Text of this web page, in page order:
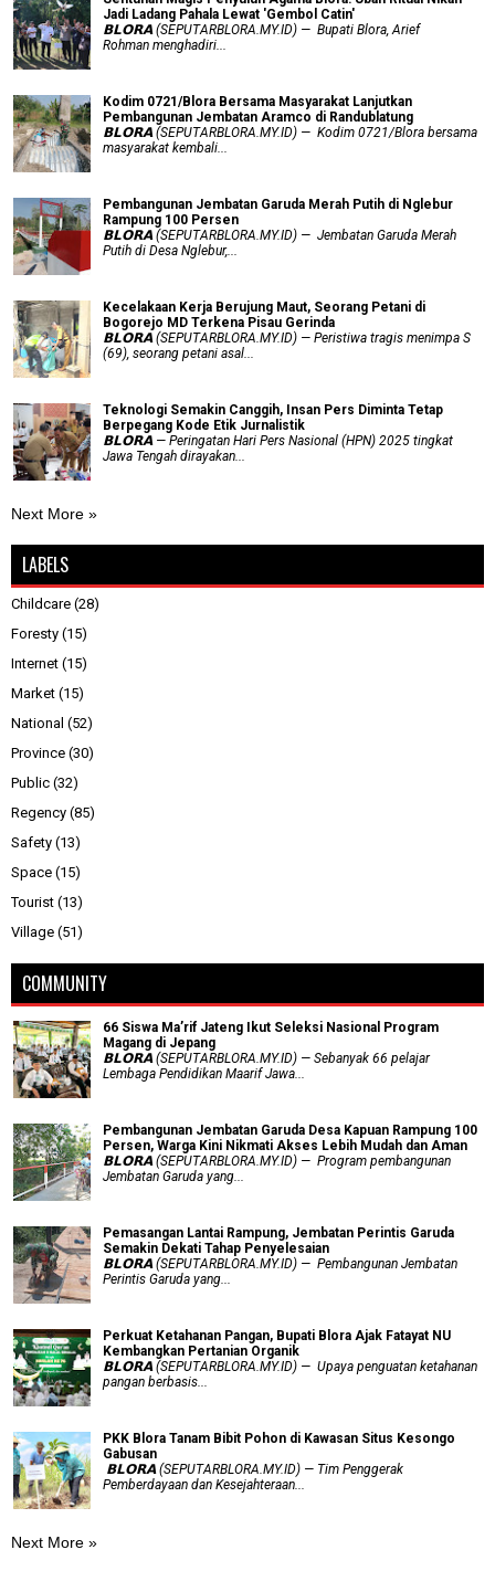
Jadi Ladang Pahala Lewat 'Gembol Catin'
𝗕𝗟𝗢𝗥𝗔 (SEPUTARBLORA.MY.ID) — Bupati Blora, Arief
Rohman menghadiri...
Kodim 0721/Blora Bersama Masyarakat Lanjutkan
Pembangunan Jembatan Aramco di Randublatung
𝗕𝗟𝗢𝗥𝗔 (SEPUTARBLORA.MY.ID) — Kodim 0721/Blora bersama
masyarakat kembali...
Pembangunan Jembatan Garuda Merah Putih di Nglebur
Rampung 100 Persen
𝗕𝗟𝗢𝗥𝗔 (SEPUTARBLORA.MY.ID) — Jembatan Garuda Merah
Putih di Desa Nglebur,...
Kecelakaan Kerja Berujung Maut, Seorang Petani di
Bogorejo MD Terkena Pisau Gerinda
𝗕𝗟𝗢𝗥𝗔 (SEPUTARBLORA.MY.ID) — Peristiwa tragis menimpa S
(69), seorang petani asal...
Teknologi Semakin Canggih, Insan Pers Diminta Tetap
Berpegang Kode Etik Jurnalistik
𝗕𝗟𝗢𝗥𝗔 — Peringatan Hari Pers Nasional (HPN) 2025 tingkat
Jawa Tengah dirayakan...
Next More »
LABELS
Childcare (28)
Foresty (15)
Internet (15)
Market (15)
National (52)
Province (30)
Public (32)
Regency (85)
Safety (13)
Space (15)
Tourist (13)
Village (51)
COMMUNITY
66 Siswa Ma’rif Jateng Ikut Seleksi Nasional Program
Magang di Jepang
𝗕𝗟𝗢𝗥𝗔 (SEPUTARBLORA.MY.ID) — Sebanyak 66 pelajar
Lembaga Pendidikan Maarif Jawa...
Pembangunan Jembatan Garuda Desa Kapuan Rampung 100
Persen, Warga Kini Nikmati Akses Lebih Mudah dan Aman
𝗕𝗟𝗢𝗥𝗔 (SEPUTARBLORA.MY.ID) — Program pembangunan
Jembatan Garuda yang...
Pemasangan Lantai Rampung, Jembatan Perintis Garuda
Semakin Dekati Tahap Penyelesaian
𝗕𝗟𝗢𝗥𝗔 (SEPUTARBLORA.MY.ID) — Pembangunan Jembatan
Perintis Garuda yang...
​Perkuat Ketahanan Pangan, Bupati Blora Ajak Fatayat NU
Kembangkan Pertanian Organik
𝗕𝗟𝗢𝗥𝗔 (SEPUTARBLORA.MY.ID) — Upaya penguatan ketahanan
pangan berbasis...
PKK Blora Tanam Bibit Pohon di Kawasan Situs Kesongo
Gabusan
‎ 𝗕𝗟𝗢𝗥𝗔 (SEPUTARBLORA.MY.ID) — Tim Penggerak
Pemberdayaan dan Kesejahteraan...
Next More »